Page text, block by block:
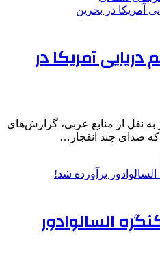
آمریکا در
نقل از منابع عربی، گزارش‌های
صدای چند انفجار…
السالوادور